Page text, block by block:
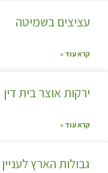
עציצים בשמיטה
קרא עוד »
ירקות אוצר בית דין
קרא עוד »
גבולות הארץ